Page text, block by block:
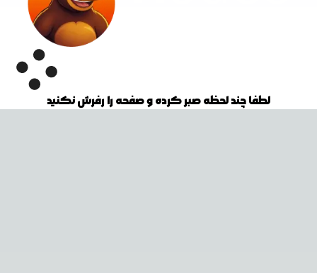
لطفا چند لحظه صبر کرده و صفحه را رفرش نکنید